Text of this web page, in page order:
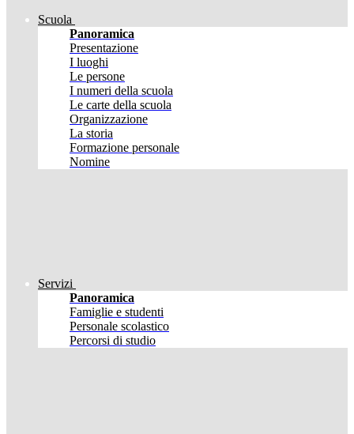
Scuola
Panoramica
Presentazione
I luoghi
Le persone
I numeri della scuola
Le carte della scuola
Organizzazione
La storia
Formazione personale
Nomine
Servizi
Panoramica
Famiglie e studenti
Personale scolastico
Percorsi di studio